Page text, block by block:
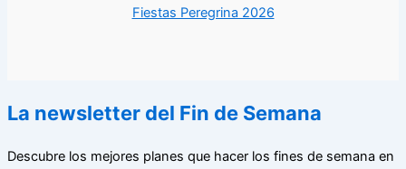
Fiestas Peregrina 2026
La newsletter del Fin de Semana
Descubre los mejores planes que hacer los fines de semana en